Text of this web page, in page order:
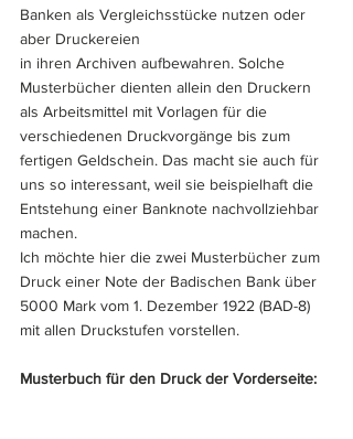
Banken als Vergleichsstücke nutzen oder
aber Druckereien
in ihren Archiven aufbewahren. Solche
Musterbücher dienten allein den Druckern
als Arbeitsmittel mit Vorlagen für die
verschiedenen Druckvorgänge bis zum
fertigen Geldschein. Das macht sie auch für
uns so interessant, weil sie beispielhaft die
Entstehung einer Banknote nachvollziehbar
machen.
Ich möchte hier die zwei Musterbücher zum
Druck einer Note der Badischen Bank über
5000 Mark vom 1. Dezember 1922 (BAD-8)
mit allen Druckstufen vorstellen.
Musterbuch für den Druck der Vorderseite: